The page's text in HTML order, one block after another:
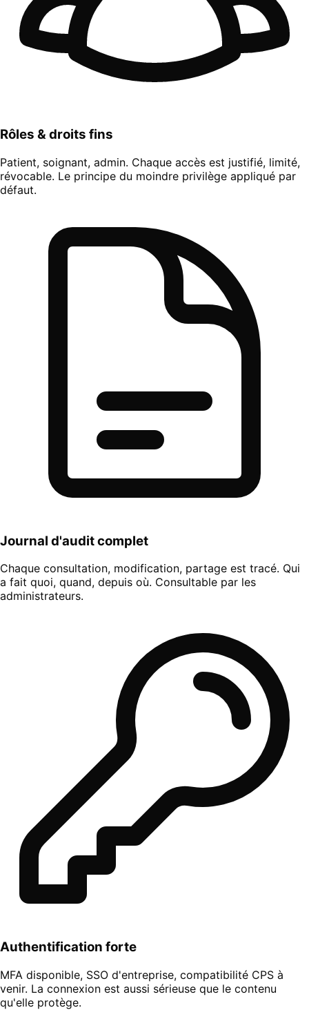
Rôles & droits fins
Patient, soignant, admin. Chaque accès est justifié, limité,
révocable. Le principe du moindre privilège appliqué par
défaut.
Journal d'audit complet
Chaque consultation, modification, partage est tracé. Qui
a fait quoi, quand, depuis où. Consultable par les
administrateurs.
Authentification forte
MFA disponible, SSO d'entreprise, compatibilité CPS à
venir. La connexion est aussi sérieuse que le contenu
qu'elle protège.